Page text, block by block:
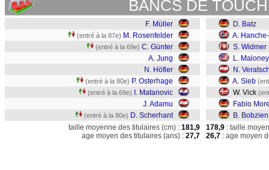
BANCS DE
F. Müller
(entré à la 87e) M. Rosenfelder
(entré à la 69e) C. Günter
A. Jung
N. Höfler
(entré à la 80e) P. Osterhage
(entré à la 69e)
I. Matanovic
J. Adamu
(entré à la 80e) D. Scherhant
D. Batz
A.
S. Widmer
L. Maloney
N.
A. Sieb
W. Vick
Fabio
B. Bobzien
taille moyenne des titulaires (cm) : 181,9
age moyen des titulaires (ans) : 27,7
178,9 : taille
26,7 : age moyen